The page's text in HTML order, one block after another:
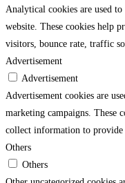
Analytical cookies are used
website. These cookies help
visitors, bounce rate, traffic
Advertisement
Advertisement
Advertisement cookies are
marketing campaigns. These
collect information to provide
Others
Others